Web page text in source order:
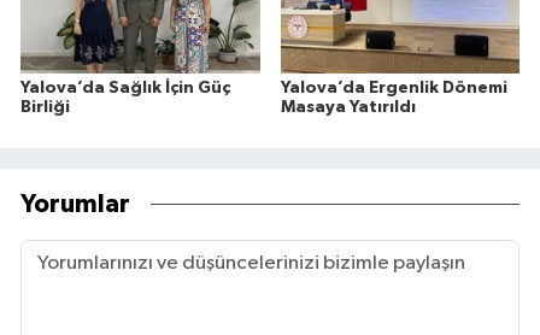
Yalova’da Sağlık İçin Güç
Birliği
Yalova’da Ergenlik Dönemi
Masaya Yatırıldı
Yorumlar